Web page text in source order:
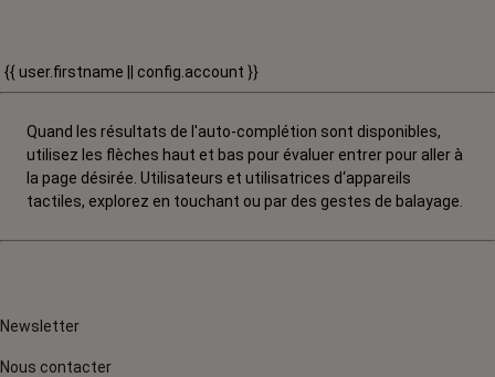
{{ user.firstname || config.account }}
Quand les résultats de l'auto-complétion sont disponibles,
utilisez les flèches haut et bas pour évaluer entrer pour aller à
la page désirée. Utilisateurs et utilisatrices d‘appareils
tactiles, explorez en touchant ou par des gestes de balayage.
Newsletter
Nous contacter